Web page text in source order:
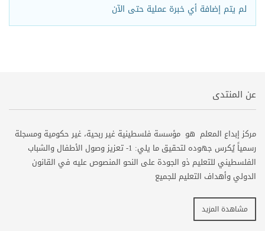
لم يتم إضافة أي خبرة عملية حتى الآن
عن المنتدى
مركز إبداع المعلم هو مؤسسة فلسطينية غير ربحية، غير حكومية ومسجلة
رسمياً يُكرس جهوده لتحقيق ما يلي: 1- تعزيز وصول الأطفال والشباب
الفلسطيني للتعليم ذو الجودة على النحو المنصوص عليه في القانون
الدولي وأهداف التعليم للجميع
مشاهدة المزيد